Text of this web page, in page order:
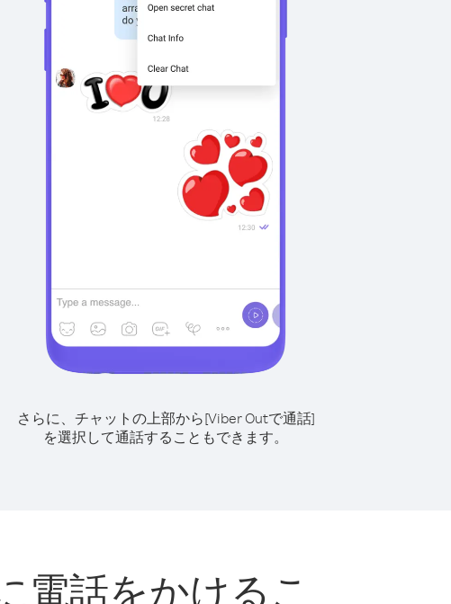
さらに、チャットの上部から[Viber Outで通話]
を選択して通話することもできます。
電話をかけるこ